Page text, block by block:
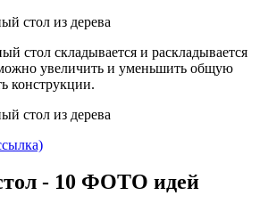
стол складывается и раскладывается
увеличить и уменьшить общую
конструкции.
- 10 ФОТО идей